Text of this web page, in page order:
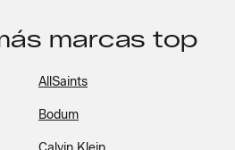
marcas top
AllSaints
Bodum